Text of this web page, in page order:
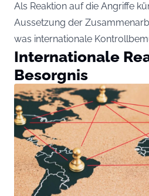
Als Reaktion auf die Angriffe
Aussetzung der
was internationale
Internationale
Besorgnis